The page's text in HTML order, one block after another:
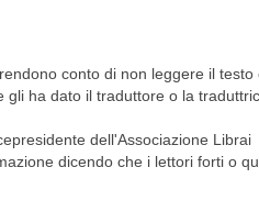
conto di non leggere il testo
ha dato il traduttore o la
dell'Associazione Librai
dicendo che i lettori forti o